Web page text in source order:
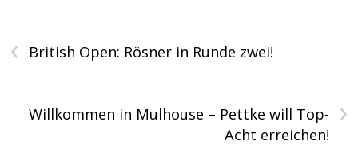
‹ British Open: Rösner in Runde zwei!
›
Willkommen in Mulhouse – Pettke will Top-
Acht erreichen!